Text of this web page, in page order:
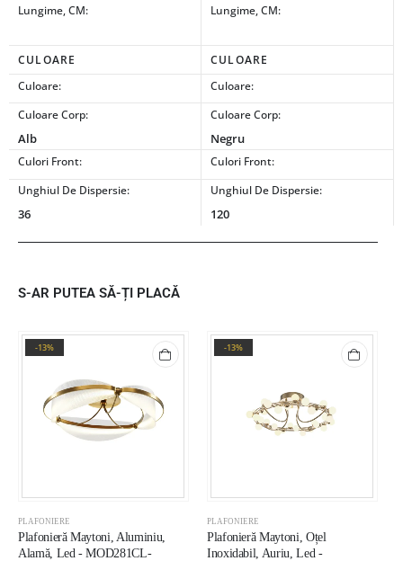
Lungime, CM: Lungime, CM:
CULOARE
CULOARE
Culoare:
Culoare:
Culoare Corp:
Alb
Culoare Corp:
Negru
Culori Front:
Culori Front:
Unghiul De Dispersie:
36
Unghiul De Dispersie:
120
S-AR PUTEA SĂ-ȚI PLACĂ
-13%
PLAFONIERE
Plafonieră Maytoni, Aluminiu,
Alamă, Led - MOD281CL-
-13%
PLAFONIERE
Plafonieră Maytoni, Oțel
Inoxidabil, Auriu, Led -